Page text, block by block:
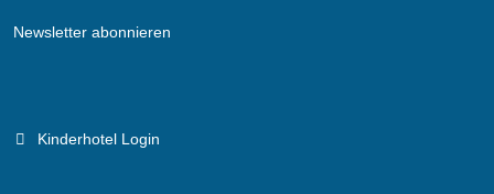
Newsletter abonnieren
Kinderhotel Login